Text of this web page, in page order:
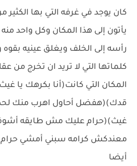
كان يوجد في غرفه التي بها
يأتون إلى هذا المكان وكل واحد
رأسه إلى الخلف ويغلق عينيه
كلماتها التي لا تريد ان تخرج من
المكان التي كانت(أنا بكرهك يا
قدك)(هفضل أحاول اهرب منك لحد
غيث)(حرام عليك مش طايقه
معندكش كرامه سبني أمشي حرام
أيضا